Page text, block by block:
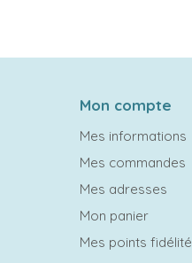
Mon compte
Mes informations
Mes commandes
Mes adresses
Mon panier
Mes points fidélité